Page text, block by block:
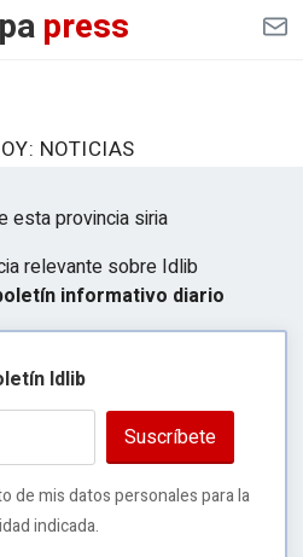
press
NOTICIAS
esta provincia siria
relevante sobre Idlib
informativo diario
Idlib
Suscríbete
de mis datos personales para la
indicada.